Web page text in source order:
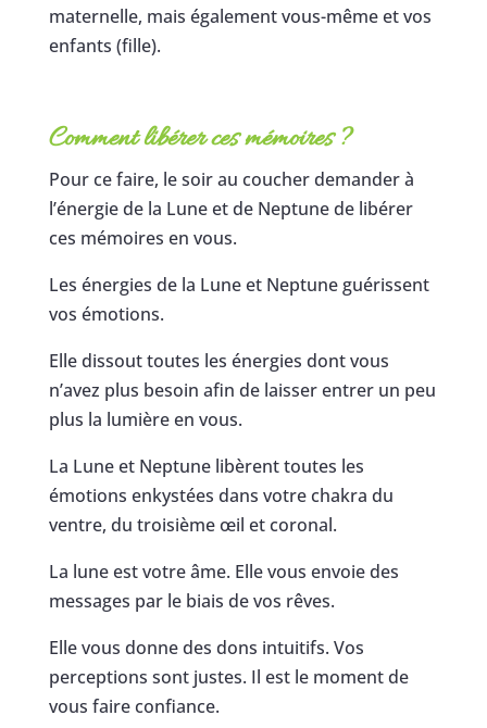
maternelle, mais également vous-même et vos
enfants (fille).
Comment libérer ces mémoires ?
Pour ce faire, le soir au coucher demander à
l’énergie de la Lune et de Neptune de libérer
ces mémoires en vous.
Les énergies de la Lune et Neptune guérissent
vos émotions.
Elle dissout toutes les énergies dont vous
n’avez plus besoin afin de laisser entrer un peu
plus la lumière en vous.
La Lune et Neptune libèrent toutes les
émotions enkystées dans votre chakra du
ventre, du troisième œil et coronal.
La lune est votre âme. Elle vous envoie des
messages par le biais de vos rêves.
Elle vous donne des dons intuitifs. Vos
perceptions sont justes. Il est le moment de
vous faire confiance.